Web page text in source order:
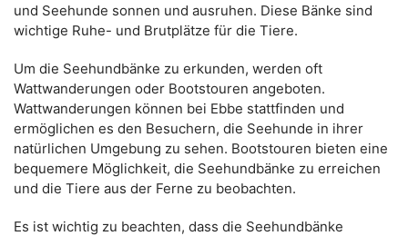
und Seehunde sonnen und ausruhen. Diese Bänke sind
wichtige Ruhe- und Brutplätze für die Tiere.
Um die Seehundbänke zu erkunden, werden oft
Wattwanderungen oder Bootstouren angeboten.
Wattwanderungen können bei Ebbe stattfinden und
ermöglichen es den Besuchern, die Seehunde in ihrer
natürlichen Umgebung zu sehen. Bootstouren bieten eine
bequemere Möglichkeit, die Seehundbänke zu erreichen
und die Tiere aus der Ferne zu beobachten.
Es ist wichtig zu beachten, dass die Seehundbänke